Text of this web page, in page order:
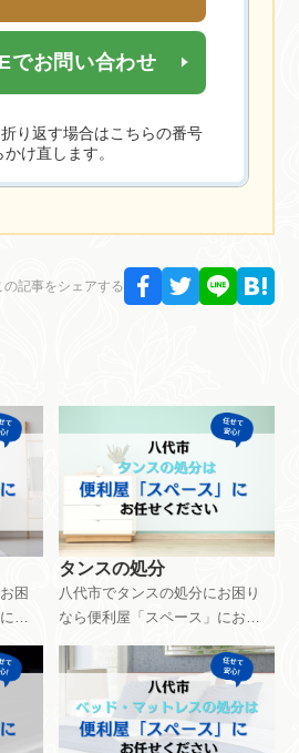
でお問い合わせ
り返す場合はこちらの番号
かけ直します。
の記事をシェアする
困
お
サ
料
・
に
タンスの処分
八代市でタンスの処分にお困り
なら便利屋「スペース」にお任
5,500円～で対応できます。サイ
ズや搬出環境などによって料金
設定は異なります。ご相談・見
積もりは無料です。お気軽にお